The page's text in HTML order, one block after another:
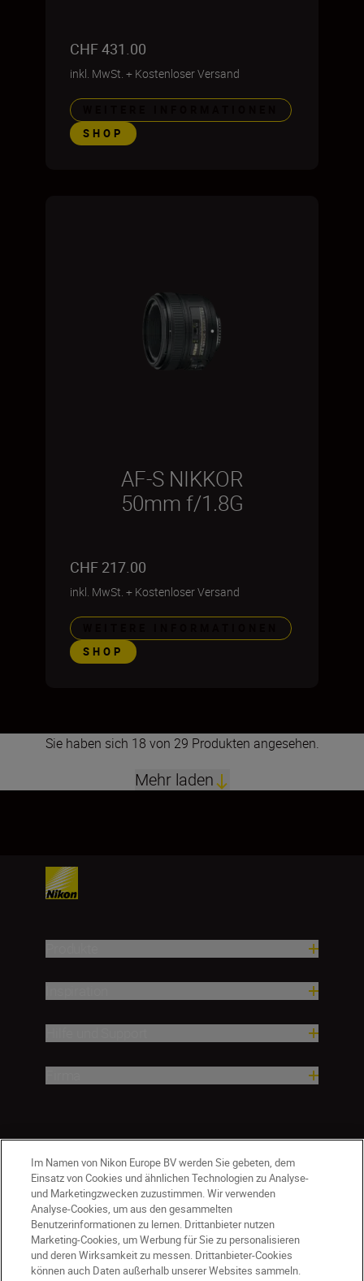
CHF 431.00
inkl. MwSt. + Kostenloser Versand
SHOP
AF-S NIKKOR
50mm f/1.8G
CHF 217.00
inkl. MwSt. + Kostenloser Versand
SHOP
Sie haben sich 18 von 29 Produkten angesehen.
Mehr laden
12
Im Namen von Nikon Europe BV werden Sie gebeten, dem
Einsatz von Cookies und ähnlichen Technologien zu Analyse-
und Marketingzwecken zuzustimmen. Wir verwenden
Analyse-Cookies, um aus den gesammelten
Benutzerinformationen zu lernen. Drittanbieter nutzen
Marketing-Cookies, um Werbung für Sie zu personalisieren
und deren Wirksamkeit zu messen. Drittanbieter-Cookies
können auch Daten außerhalb unserer Websites sammeln.